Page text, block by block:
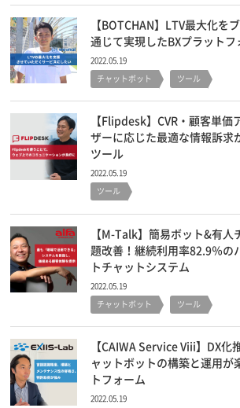
【BOTCHAN】LTV最大化を
通じて実現したBXプラットフ
2022.05.19
チャットボット ツール
【Flipdesk】CVR・顧客単価
ザーに応じた最適な情報訴求
ツール
2022.05.19
ツール
【M-Talk】簡易ボット&有人
題改善！継続利用率82.9％の
トチャットシステム
2022.05.19
チャットボット ツール
【CAIWA Service Viii】DX化
ャットボットの構築と運用が
トフォーム
2022.05.19